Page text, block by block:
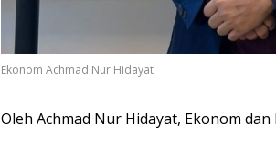
Ekonom Achmad Nur Hidayat
Oleh Achmad Nur Hidayat, Ekonom